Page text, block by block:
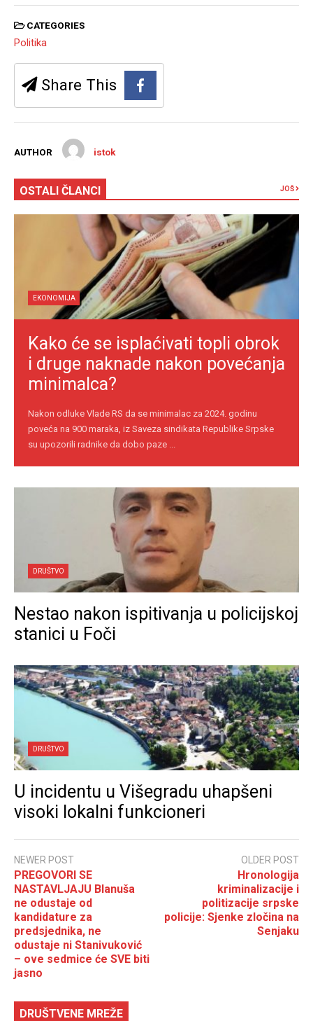
CATEGORIES
Politika
Share This
AUTHOR istok
OSTALI ČLANCI JOŠ
EKONOMIJA
Kako će se isplaćivati topli obrok
i druge naknade nakon povećanja
minimalca?
Nakon odluke Vlade RS da se minimalac za 2024. godinu
poveća na 900 maraka, iz Saveza sindikata Republike Srpske
su upozorili radnike da dobo paze ...
DRUŠTVO
Nestao nakon ispitivanja u policijskoj
stanici u Foči
DRUŠTVO
U incidentu u Višegradu uhapšeni
visoki lokalni funkcioneri
NEWER POST
PREGOVORI SE
NASTAVLJAJU Blanuša
ne odustaje od
kandidature za
predsjednika, ne
odustaje ni Stanivuković
– ove sedmice će SVE biti
jasno
OLDER POST
Hronologija
kriminalizacije i
politizacije srpske
policije: Sjenke zločina na
Senjaku
DRUŠTVENE MREŽE